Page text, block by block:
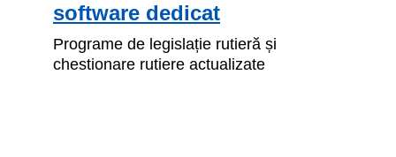
software dedicat
Programe de legislație rutieră și
chestionare rutiere actualizate